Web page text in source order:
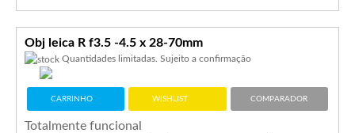
Obj leica R f3.5 -4.5 x 28-70mm
Quantidades limitadas. Sujeito a confirmação
CARRINHO WISHLIST COMPARADOR
Totalmente funcional